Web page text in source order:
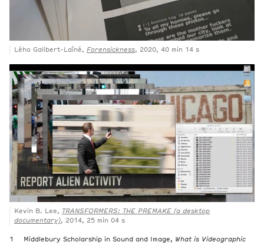
Lého Galibert-Laîné, Forensickness, 2020, 40 min 14 s
Kevin B. Lee,
TRANSFORMERS: THE PREMAKE (a desktop
documentary), 2014, 25 min 04 s
Middlebury Scholarship in Sound and Image,
What is Videographic